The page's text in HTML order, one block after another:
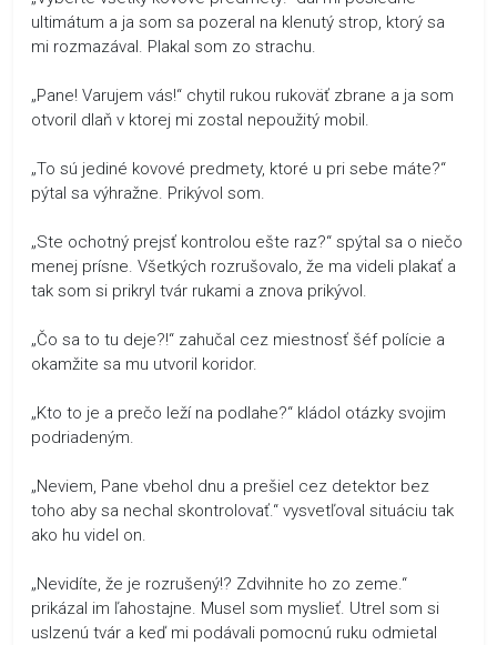
ultimátum a ja som sa pozeral na klenutý strop, ktorý sa
mi rozmazával. Plakal som zo strachu.
„Pane! Varujem vás!“ chytil rukou rukoväť zbrane a ja som
otvoril dlaň v ktorej mi zostal nepoužitý mobil.
„To sú jediné kovové predmety, ktoré u pri sebe máte?“
pýtal sa výhražne. Prikývol som.
„Ste ochotný prejsť kontrolou ešte raz?“ spýtal sa o niečo
menej prísne. Všetkých rozrušovalo, že ma videli plakať a
tak som si prikryl tvár rukami a znova prikývol.
„Čo sa to tu deje?!“ zahučal cez miestnosť šéf polície a
okamžite sa mu utvoril koridor.
„Kto to je a prečo leží na podlahe?“ kládol otázky svojim
podriadeným.
„Neviem, Pane vbehol dnu a prešiel cez detektor bez
toho aby sa nechal skontrolovať.“ vysvetľoval situáciu tak
ako hu videl on.
„Nevidíte, že je rozrušený!? Zdvihnite ho zo zeme.“
prikázal im ľahostajne. Musel som myslieť. Utrel som si
uslzenú tvár a keď mi podávali pomocnú ruku odmietal